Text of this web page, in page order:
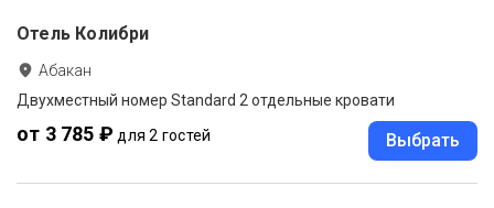
Отель Колибри
Абакан
Двухместный номер Standard 2 отдельные кровати
от 3 785 ₽ для 2 гостей Выбрать